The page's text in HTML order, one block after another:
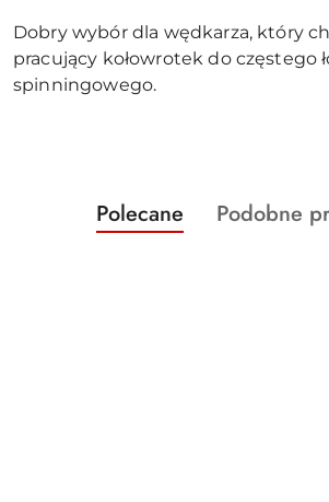
Dobry wybór dla wędkarza, który
pracujący kołowrotek do częstego
spinningowego.
Pomiń karuzelę produktów
Produkty
o
Polecane
Produkty
Podobne